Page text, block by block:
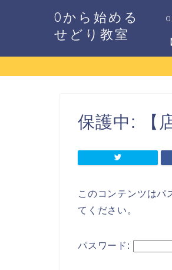
0から始める
せどり教室
保護中: 【
このコンテンツはパ
てください。
パスワード: